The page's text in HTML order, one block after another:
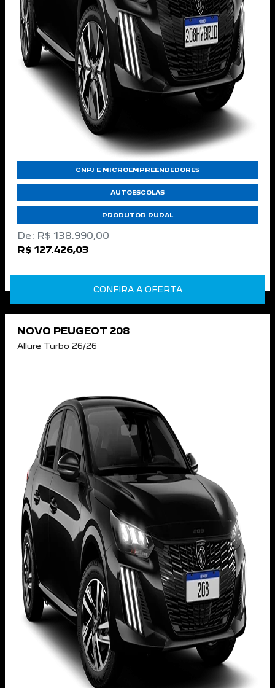
CNPJ E MICROEMPREENDEDORES
AUTOESCOLAS
PRODUTOR RURAL
De: R$ 138.990,00
R$ 127.426,03
CONFIRA A OFERTA
NOVO PEUGEOT 208
Allure Turbo 26/26